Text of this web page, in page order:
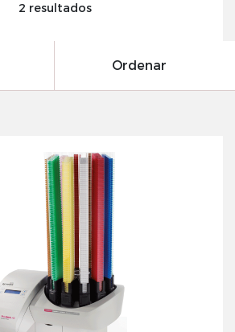
2 resultados
Ordenar